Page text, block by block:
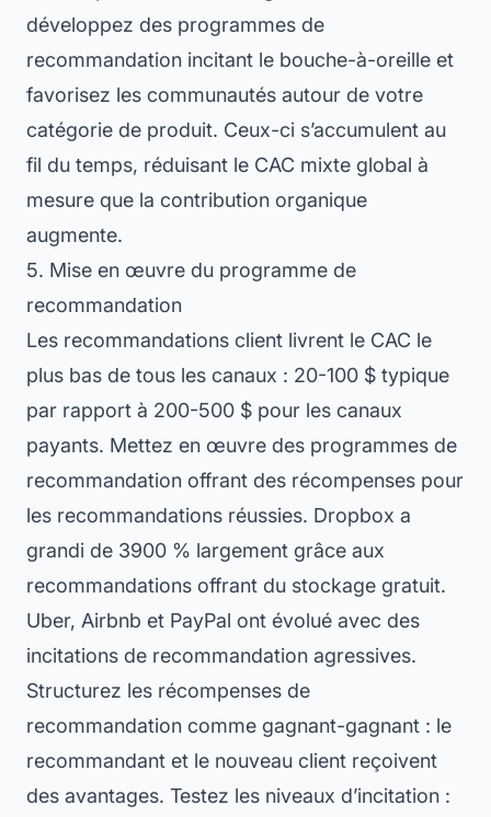
développez des programmes de
recommandation incitant le bouche-à-oreille et
favorisez les communautés autour de votre
catégorie de produit. Ceux-ci s’accumulent au
fil du temps, réduisant le CAC mixte global à
mesure que la contribution organique
augmente.
5. Mise en œuvre du programme de
recommandation
Les recommandations client livrent le CAC le
plus bas de tous les canaux : 20-100 $ typique
par rapport à 200-500 $ pour les canaux
payants. Mettez en œuvre des programmes de
recommandation offrant des récompenses pour
les recommandations réussies. Dropbox a
grandi de 3900 % largement grâce aux
recommandations offrant du stockage gratuit.
Uber, Airbnb et PayPal ont évolué avec des
incitations de recommandation agressives.
Structurez les récompenses de
recommandation comme gagnant-gagnant : le
recommandant et le nouveau client reçoivent
des avantages. Testez les niveaux d’incitation :